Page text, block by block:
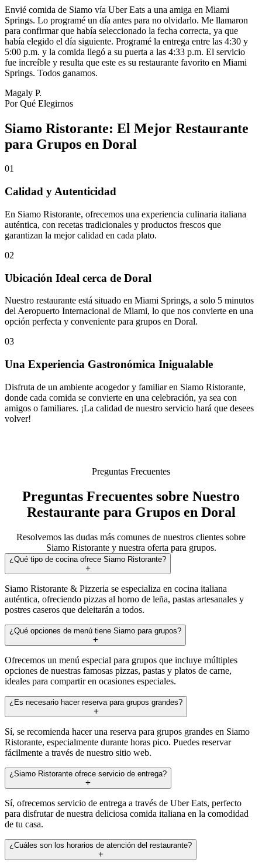
Envié comida de Siamo vía Uber Eats a una amiga en Miami
Springs. Lo programé un día antes para no olvidarlo. Me llamaron
para confirmar que había seleccionado la fecha correcta, ya que
había elegido el día siguiente. Programé la entrega entre las 4:30 y
5:00 p.m. y la comida llegó a su puerta a las 4:33 p.m. El servicio
fue increíble y resulta que este es su restaurante favorito en Miami
Springs. Todos ganamos.
Magaly P.
Por Qué Elegirnos
Siamo Ristorante: El Mejor Restaurante
para Grupos en Doral
01
Calidad y Autenticidad
En Siamo Ristorante, ofrecemos una experiencia culinaria italiana
auténtica, con recetas tradicionales y productos frescos que
garantizan la mejor calidad en cada plato.
02
Ubicación Ideal cerca de Doral
Nuestro restaurante está situado en Miami Springs, a solo 5 minutos
del Aeropuerto Internacional de Miami, lo que nos convierte en una
opción perfecta y conveniente para grupos en Doral.
03
Una Experiencia Gastronómica Inigualable
Disfruta de un ambiente acogedor y familiar en Siamo Ristorante,
donde cada comida se convierte en una celebración, ya sea con
amigos o familiares. ¡La calidad de nuestro servicio hará que desees
volver!
Preguntas Frecuentes
Preguntas Frecuentes sobre Nuestro
Restaurante para Grupos en Doral
Resolvemos las dudas más comunes de nuestros clientes sobre
Siamo Ristorante y nuestra oferta para grupos.
¿Qué tipo de cocina ofrece Siamo Ristorante?
Siamo Ristorante & Pizzeria se especializa en cocina italiana
auténtica, ofreciendo pizzas al horno de leña, pastas artesanales y
postres caseros que deleitarán a todos.
¿Qué opciones de menú tiene Siamo para grupos?
Ofrecemos un menú especial para grupos que incluye múltiples
opciones de nuestras famosas pizzas, pastas y platos de carne,
ideales para compartir en ocasiones especiales.
¿Es necesario hacer reserva para grupos grandes?
Sí, se recomienda hacer una reserva para grupos grandes en Siamo
Ristorante, especialmente durante horas pico. Puedes reservar
fácilmente a través de nuestro sitio web.
¿Siamo Ristorante ofrece servicio de entrega?
Sí, ofrecemos servicio de entrega a través de Uber Eats, perfecto
para disfrutar de nuestra deliciosa comida italiana en la comodidad
de tu casa.
¿Cuáles son los horarios de atención del restaurante?